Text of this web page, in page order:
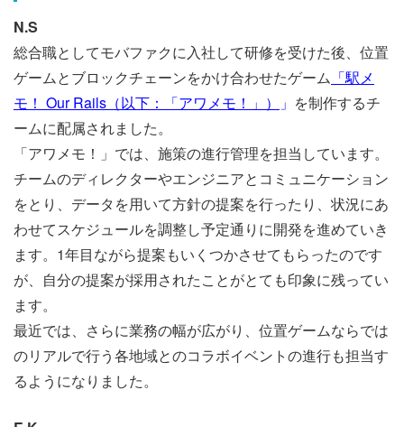
N.S
総合職としてモバファクに入社して研修を受けた後、位置
ゲームとブロックチェーンをかけ合わせたゲーム 「駅メ
モ！ Our Rails（以下：「アワメモ！」）
」 を制作するチ
ームに配属されました。
「アワメモ！」では、施策の進行管理を担当しています。
チームのディレクターやエンジニアとコミュニケーション
をとり、データを用いて方針の提案を行ったり、状況にあ
わせてスケジュールを調整し予定通りに開発を進めていき
ます。1年目ながら提案もいくつかさせてもらったのです
が、自分の提案が採用されたことがとても印象に残ってい
ます。
最近では、さらに業務の幅が広がり、位置ゲームならでは
のリアルで行う各地域とのコラボイベントの進行も担当す
るようになりました。